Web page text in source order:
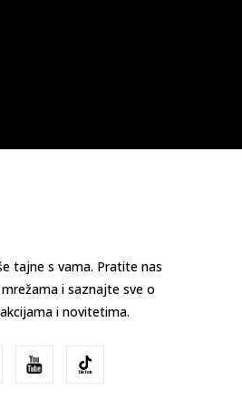
tajne s vama. Pratite nas
i saznajte sve o
i novitetima.